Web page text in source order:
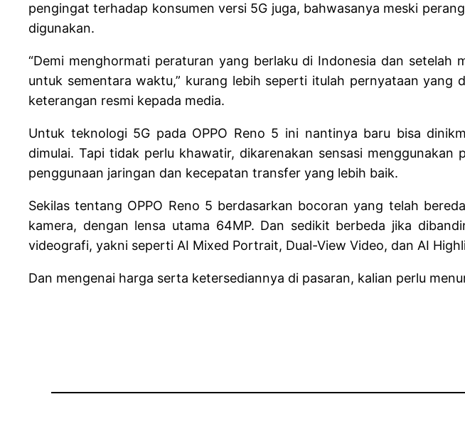
pengingat terhadap konsumen versi 5G juga, bahwasanya meski
digunakan.
“Demi menghormati peraturan yang berlaku di Indonesia dan
untuk sementara waktu,” kurang lebih seperti itulah pernyataan yang
keterangan resmi kepada media.
Untuk teknologi 5G pada OPPO Reno 5 ini nantinya baru bisa
dimulai. Tapi tidak perlu khawatir, dikarenakan sensasi
penggunaan jaringan dan kecepatan transfer yang lebih baik.
Sekilas tentang OPPO Reno 5 berdasarkan bocoran yang telah
kamera, dengan lensa utama 64MP. Dan sedikit berbeda jika
videografi, yakni seperti AI Mixed Portrait, Dual-View Video, dan AI
Dan mengenai harga serta ketersediannya di pasaran, kalian perlu